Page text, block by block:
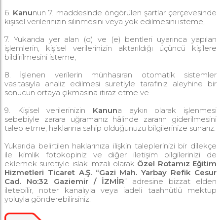
6. Kanunun 7. maddesinde öngörülen şartlar çerçevesinde
kişisel verilerinizin silinmesini veya yok edilmesini isteme,
7. Yukarıda yer alan (d) ve (e) bentleri uyarınca yapılan
işlemlerin, kişisel verilerinizin aktarıldığı üçüncü kişilere
bildirilmesini isteme,
8. İşlenen verilerin münhasıran otomatik sistemler
vasıtasıyla analiz edilmesi suretiyle tarafınız aleyhine bir
sonucun ortaya çıkmasına itiraz etme ve
9. Kişisel verilerinizin Kanuna aykırı olarak işlenmesi
sebebiyle zarara uğramanız hâlinde zararın giderilmesini
talep etme, haklarına sahip olduğunuzu bilgilerinize sunarız.
Yukarıda belirtilen haklarınıza ilişkin taleplerinizi bir dilekçe
ile kimlik fotokopiniz ve diğer iletişim bilgilerinizi de
eklemek suretiyle ıslak imzalı olarak Özel Rotamız Eğitim
Hizmetleri Ticaret A.Ş. “Gazi Mah. Yarbay Refik Cesur
Cad. No:32 Gaziemir / İZMİR” adresine bizzat elden
iletebilir, noter kanalıyla veya iadeli taahhütlü mektup
yoluyla gönderebilirsiniz.